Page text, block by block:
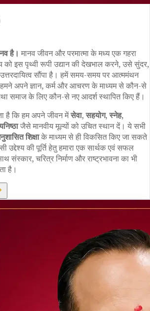
है। मानव जीवन और परमात्मा के मध्य एक गहरा
को इस पृथ्वी रूपी उद्यान की देखभाल करने, उसे सुंदर,
सौंपा है। हमें समय-समय पर आत्ममंथन
अपने ज्ञान, कर्म और आचरण के माध्यम से कौन-से
समाज के लिए कौन-से नए आदर्श स्थापित किए हैं।
है कि हम अपने जीवन मेंसेवा, सहयोग, स्नेह,
जैसे मानवीय मूल्यों को उचित स्थान दें। ये सभी
शिक्षाके माध्यम से ही विकसित किए जा सकते
उद्देश्य की पूर्ति हेतु हमारा एक सार्थक एवं सफल
संस्कार, चरित्र निर्माण और राष्ट्रभावना का भी
है।